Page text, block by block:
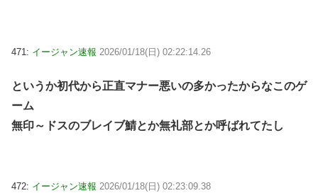
471: イージャン速報 2026/01/18(日) 02:22:14.26
というか初代から正直マナー悪いの多かったからなこのゲ
ーム
無印～ドスのブレイブ鯖とか無礼部とか呼ばれてたし
472: イージャン速報 2026/01/18(日) 02:23:09.38